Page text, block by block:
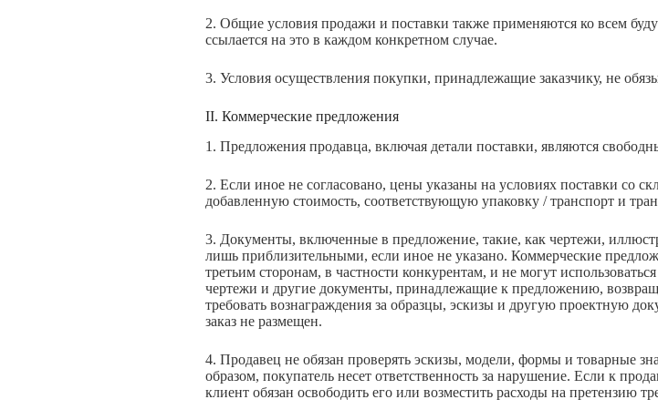
2. Общие условия продажи и поставки также применяются ко всем
ссылается на это в каждом конкретном случае.
3. Условия осуществления покупки, принадлежащие заказчику, не
II. Коммерческие предложения
1. Предложения продавца, включая детали поставки, являются
2. Если иное не согласовано, цены указаны на условиях поставки со
добавленную стоимость, соответствующую упаковку / транспорт и
3. Документы, включенные в предложение, такие, как чертежи,
лишь приблизительными, если иное не указано. Коммерческие
третьим сторонам, в частности конкурентам, и не могут
чертежи и другие документы, принадлежащие к предложению,
требовать вознаграждения за образцы, эскизы и другую проектную
заказ не размещен.
4. Продавец не обязан проверять эскизы, модели, формы и товарные
образом, покупатель несет ответственность за нарушение. Если к
клиент обязан освободить его или возместить расходы на претензию